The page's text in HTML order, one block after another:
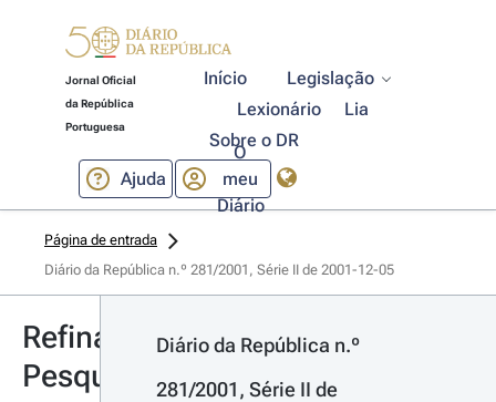
Jornal Oficial
da República
Portuguesa
Início
Legislação
Lexionário
Lia
Sobre o DR
Ajuda
O
meu
Diário
Página de entrada
Diário da República n.º 281/2001, Série II de 2001-12-05
Refinar
Pesquisa
Diário da República n.º
281/2001, Série II de